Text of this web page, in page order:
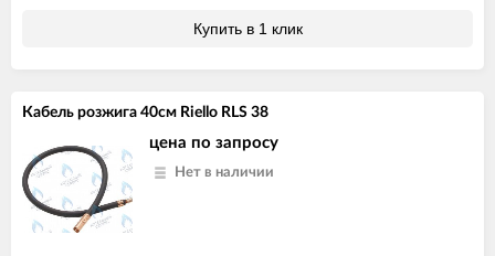
Купить в 1 клик
Кабель розжига 40см Riello RLS 38
цена по запросу
Нет в наличии